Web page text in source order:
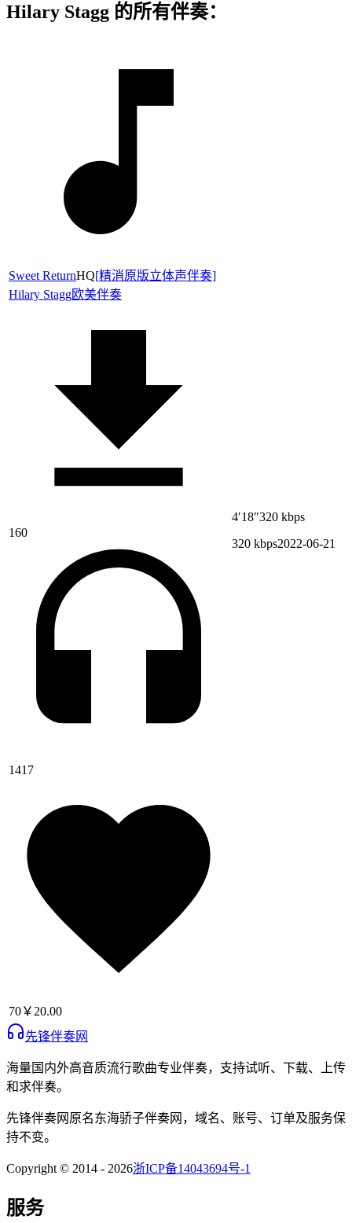
Hilary Stagg 的所有伴奏：
Sweet ReturnHQ[精消原版立体声伴奏]
Hilary Stagg欧美伴奏
160
1417
70￥20.00
4′18″320 kbps
320 kbps2022-06-21
先锋伴奏网
海量国内外高音质流行歌曲专业伴奏，支持试听、下载、上传
和求伴奏。
先锋伴奏网 原名东海骄子伴奏网 ，域名、账号、订单及服务保
持不变。
Copyright © 2014 - 2026浙ICP备14043694号-1
服务